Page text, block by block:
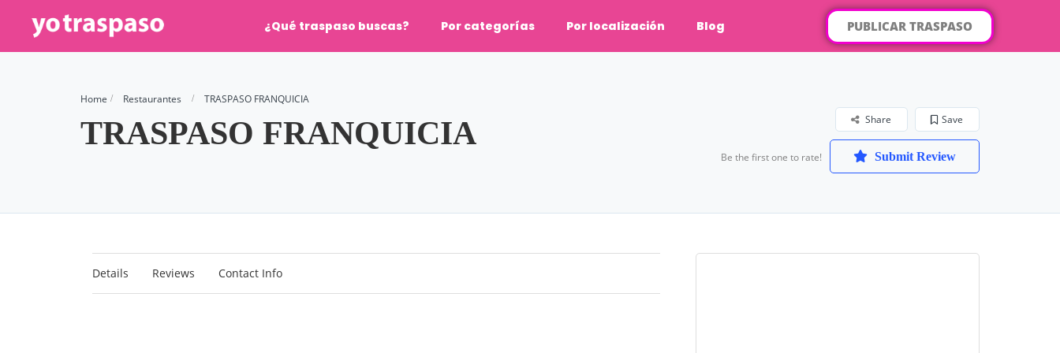
¿Qué traspaso buscas? Por categorías Por localización Blog PUBLICAR TRASPASO
Home Restaurantes TRASPASO FRANQUICIA
TRASPASO FRANQUICIA Save
Share
Be the first one to rate! Submit Review
Details Reviews Contact Info